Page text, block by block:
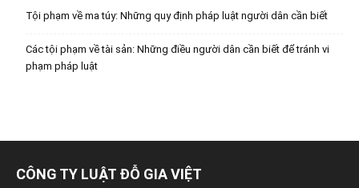
Tội phạm về ma túy: Những quy định pháp luật người dân cần biết
Các tội phạm về tài sản: Những điều người dân cần biết để tránh vi
phạm pháp luật
CÔNG TY LUẬT ĐỖ GIA VIỆT